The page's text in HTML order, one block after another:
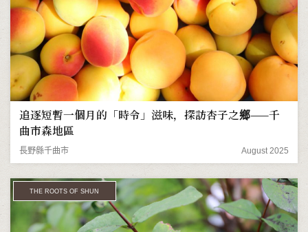
追逐短暫一個月的「時令」滋味，探訪杏子之鄉——千
曲市森地區
長野縣千曲市 August 2025
THE ROOTS OF SHUN